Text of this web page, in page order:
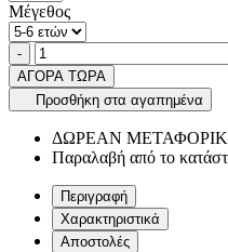
Μέγεθος
Ποσότητα
-product.increase.quantity
ΑΓΟΡΑ ΤΩΡΑ
Προσθήκη στα αγαπημένα
ΔΩΡΕΑΝ ΜΕΤΑΦΟΡΙΚΑ
Παραλαβή από το
Περιγραφή
Χαρακτηριστικά
Αποστολές